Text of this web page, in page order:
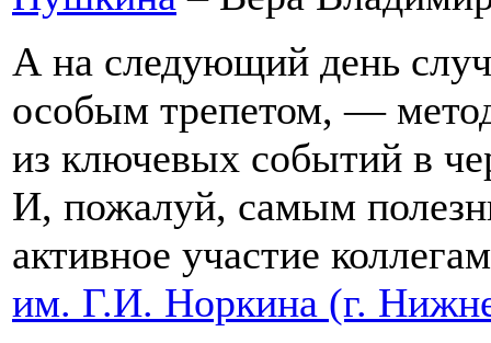
А на следующий день
особым трепетом, —
из ключевых событий в
И, пожалуй, самым
активное участие
им. Г.И. Норкина (г.